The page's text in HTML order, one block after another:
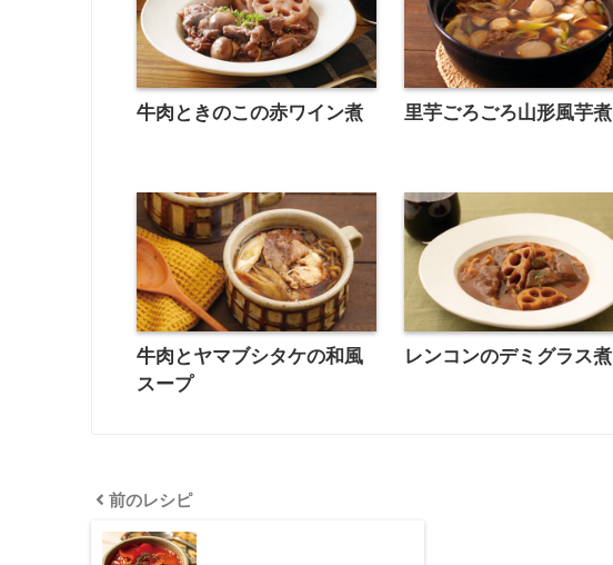
牛肉ときのこの赤ワイン煮 里芋ごろごろ山形風芋煮
牛肉とヤマブシタケの和風
スープ
レンコンのデミグラス煮
前のレシピ